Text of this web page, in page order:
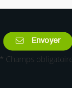
Envoyer
* Champs